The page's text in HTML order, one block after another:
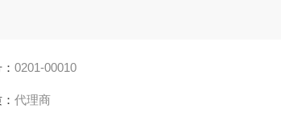
0201-00010
代理商